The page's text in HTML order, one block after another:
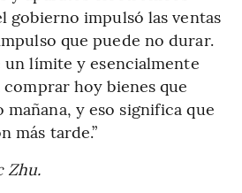
gobierno impulsó las ventas
que puede no durar.
límite y esencialmente
comprar hoy bienes que
y eso significa que
más tarde.”
Zhu.